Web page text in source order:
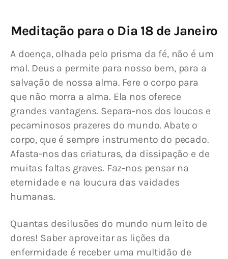
Meditação para o Dia 18 de Janeiro
A doença, olhada pelo prisma da fé, não é um
mal. Deus a permite para nosso bem, para a
salvação de nossa alma. Fere o corpo para
que não morra a alma. Ela nos oferece
grandes vantagens. Separa-nos dos loucos e
pecaminosos prazeres do mundo. Abate o
corpo, que é sempre instrumento do pecado.
Afasta-nos das criaturas, da dissipação e de
muitas faltas graves. Faz-nos pensar na
eternidade e na loucura das vaidades
humanas.
Quantas desilusões do mundo num leito de
dores! Saber aproveitar as lições da
enfermidade é receber uma multidão de